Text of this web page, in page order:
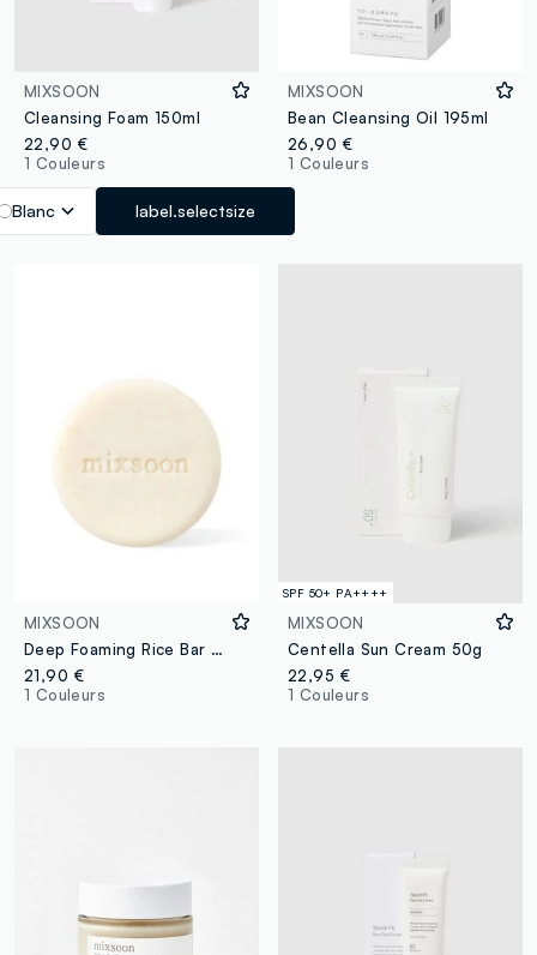
MIXSOON
Cleansing Foam 150ml
22,90 €
1 Couleurs
Blanc label.selectsize
MIXSOON
Bean Cleansing Oil 195ml
26,90 €
1 Couleurs
MIXSOON
Deep Foaming Rice Bar 100g
21,90 €
1 Couleurs
SPF 50+ PA++++
MIXSOON
Centella Sun Cream 50g
22,95 €
1 Couleurs